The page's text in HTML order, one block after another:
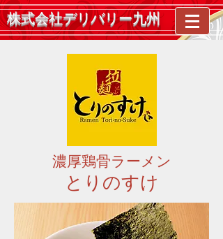
株式会社デリバリー九州
濃厚鶏骨ラーメン
とりのすけ